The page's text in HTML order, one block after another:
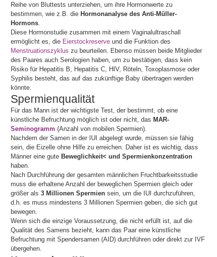
Reihe von Bluttests unterziehen, um ihre Hormonwerte zu
bestimmen, wie z.B. die Hormonanalyse des Anti-Müller-
Hormons.
Diese Hormonstudie zusammen mit einem Vaginalultraschall
ermöglicht es, die Eierstockreserve und die Funktion des
Menstruationszyklus zu beurteilen. Ebenso müssen beide Mitglieder
des Paares auch Serologien haben, um zu bestätigen, dass kein
Risiko für Hepatitis B, Hepatitis C, HIV, Röteln, Toxoplasmose oder
Syphilis besteht, das auf das zukünftige Baby übertragen werden
könnte.
Spermienqualität
Für das Mann ist der wichtigste Test, der bestimmt, ob eine
künstliche Befruchtung möglich ist oder nicht, das MAR-
Seminogramm (Anzahl von mobilen Spermien).
Nachdem der Samen in der IUI abgelegt wurde, müssen sie fähig
sein, die Eizelle ohne Hilfe zu erreichen. Daher ist es wichtig, dass
Männer eine gute Beweglichkeit< und Spermienkonzentration
haben.
Nach Durchführung der gesamten männlichen Fruchtbarkeitsstudie
muss die erhaltene Anzahl der beweglichen Spermien gleich oder
größer als3 Millionen Spermien sein, um die IUI durchzuführen,
d.h. es muss mindestens 3 Millionen Spermien geben, die sich gut
bewegen.
Wenn sich die einzige Voraussetzung, die nicht erfüllt ist, auf die
Qualität des Samens bezieht, kann das Paar eine künstliche
Befruchtung mit Spendersamen (AID) durchführen oder direkt zur IVF
übergehen.